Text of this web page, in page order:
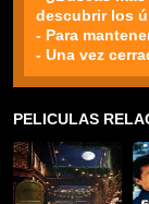
descubrir los
- Para
- Una vez
PELICULAS